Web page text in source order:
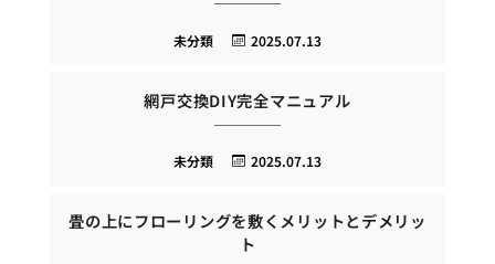
2025.07.13
未分類
網戸交換DIY完全マニュアル
2025.07.13
未分類
畳の上にフローリングを敷くメリットとデメリッ
ト